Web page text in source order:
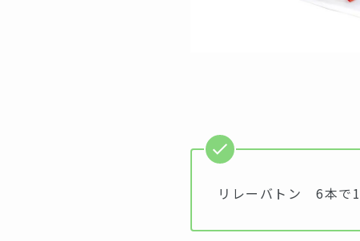
リレーバトン 6本で1